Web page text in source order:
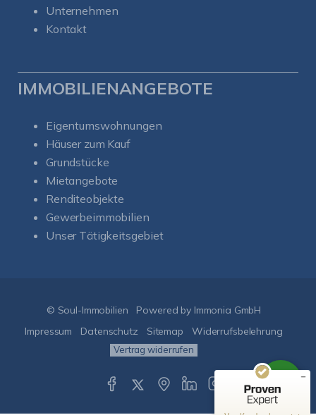
Unternehmen
Kontakt
IMMOBILIENANGEBOTE
Eigentumswohnungen
Häuser zum Kauf
Grundstücke
Mietangebote
Renditeobjekte
Gewerbeimmobilien
Unser Tätigkeitsgebiet
© Soul-Immobilien
Powered by Immonia GmbH
Impressum
Datenschutz Sitemap Widerrufsbelehrung
Vertrag widerrufen
100
%
ProvenExpert.com
5,00
/
5,00
50
Bewertungen auf
ProvenExpert.com
Bewertungen von
1
anderen Quelle